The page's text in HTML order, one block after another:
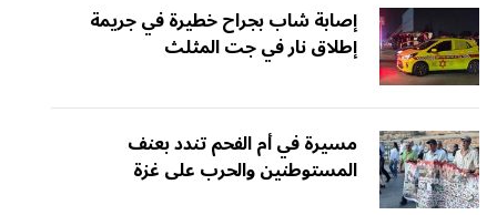
إصابة شاب بجراح خطيرة في جريمة
إطلاق نار في جت المثلث
مسيرة في أم الفحم تندد بعنف
المستوطنين والحرب على غزة